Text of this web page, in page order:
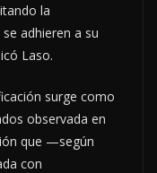
la
adhieren a su
Laso.
surge como
observada en
que —según
con